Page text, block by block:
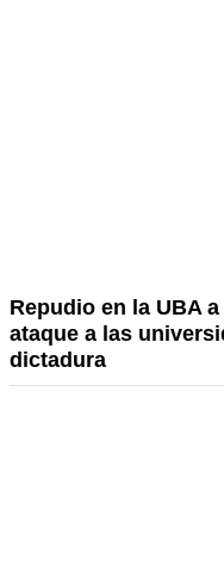
Repudio en la UBA
ataque a las
dictadura